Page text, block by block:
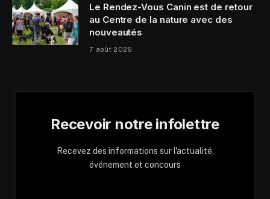
Le Rendez-Vous Canin est de retour
au Centre de la nature avec des
nouveautés
7 août 2026
Recevoir notre infolettre
Recevez des informations sur l'actualité,
événement et concours